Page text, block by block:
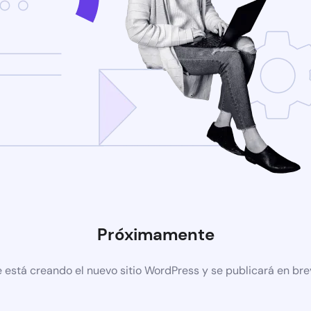
Próximamente
está creando el nuevo sitio WordPress y se publicará en